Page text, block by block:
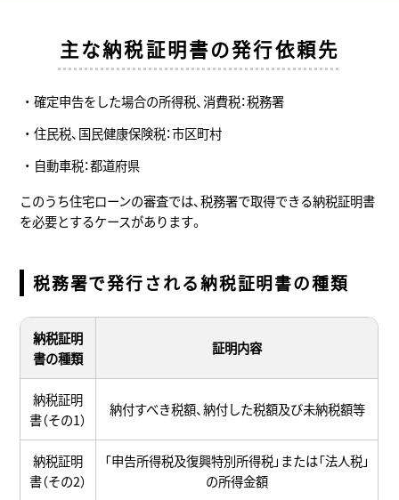
主な納税証明書の発行依頼先
確定申告をした場合の所得税、消費税：税務署
住民税、国民健康保険税：市区町村
自動車税：都道府県
このうち住宅ローンの審査では、税務署で取得できる納税証明書
を必要とするケースがあります。
税務署で発行される納税証明書の種類
納税証明
書の種類
証明内容
納税証明
書（その1）
納付すべき税額、納付した税額及び未納税額等
納税証明
書（その2）
「申告所得税及復興特別所得税」または「法人税」
の所得金額